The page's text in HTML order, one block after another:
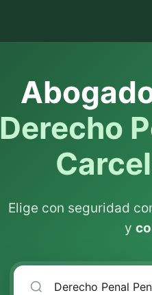
Derecho
Elige con seguridad
y